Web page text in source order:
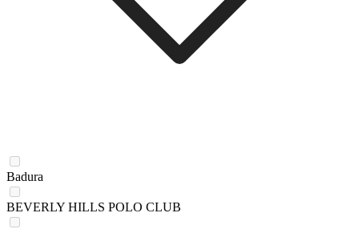
Badura
BEVERLY HILLS POLO CLUB